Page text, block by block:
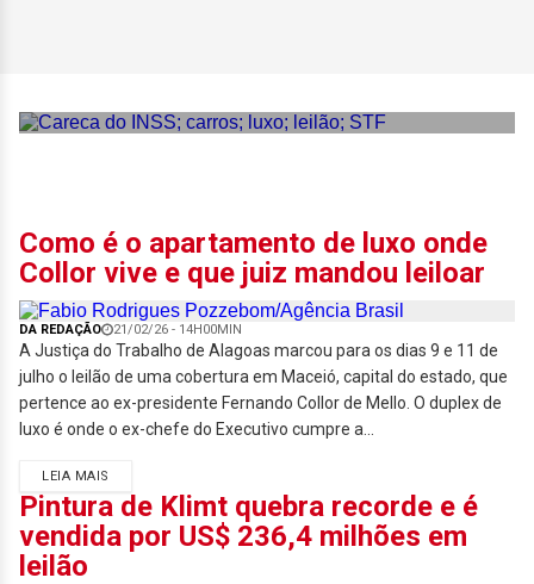
Como é o apartamento de luxo onde
Collor vive e que juiz mandou leiloar
DA REDAÇÃO 21/02/26 - 14H00MIN
A Justiça do Trabalho de Alagoas marcou para os dias 9 e 11 de
julho o leilão de uma cobertura em Maceió, capital do estado, que
pertence ao ex-presidente Fernando Collor de Mello. O duplex de
luxo é onde o ex-chefe do Executivo cumpre a...
LEIA MAIS
Pintura de Klimt quebra recorde e é
vendida por US$ 236,4 milhões em
leilão